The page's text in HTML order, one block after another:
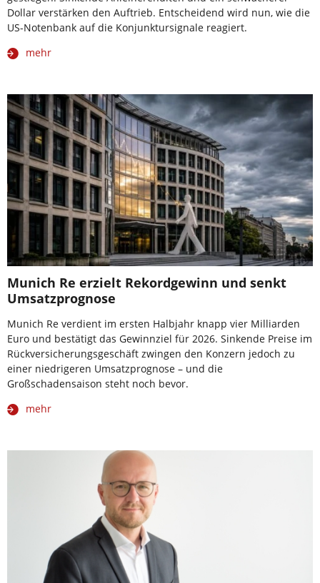
Dollar verstärken den Auftrieb. Entscheidend wird nun, wie die
US-Notenbank auf die Konjunktursignale reagiert.
mehr
Munich Re erzielt Rekordgewinn und senkt
Umsatzprognose
Munich Re verdient im ersten Halbjahr knapp vier Milliarden
Euro und bestätigt das Gewinnziel für 2026. Sinkende Preise im
Rückversicherungsgeschäft zwingen den Konzern jedoch zu
einer niedrigeren Umsatzprognose – und die
Großschadensaison steht noch bevor.
mehr